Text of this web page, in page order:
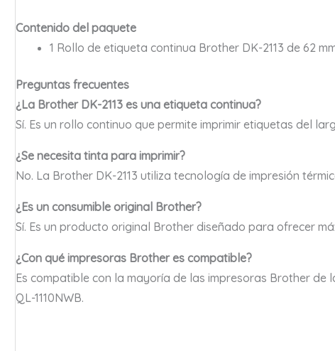
Contenido del paquete
1 Rollo de etiqueta continua Brother DK-2113 de 62
Preguntas frecuentes
¿La Brother DK-2113 es una etiqueta continua?
Sí. Es un rollo continuo que permite imprimir etiquetas del
¿Se necesita tinta para imprimir?
No. La Brother DK-2113 utiliza tecnología de impresión
¿Es un consumible original Brother?
Sí. Es un producto original Brother diseñado para ofrecer
¿Con qué impresoras Brother es compatible?
Es compatible con la mayoría de las impresoras Brother de
QL-1110NWB.